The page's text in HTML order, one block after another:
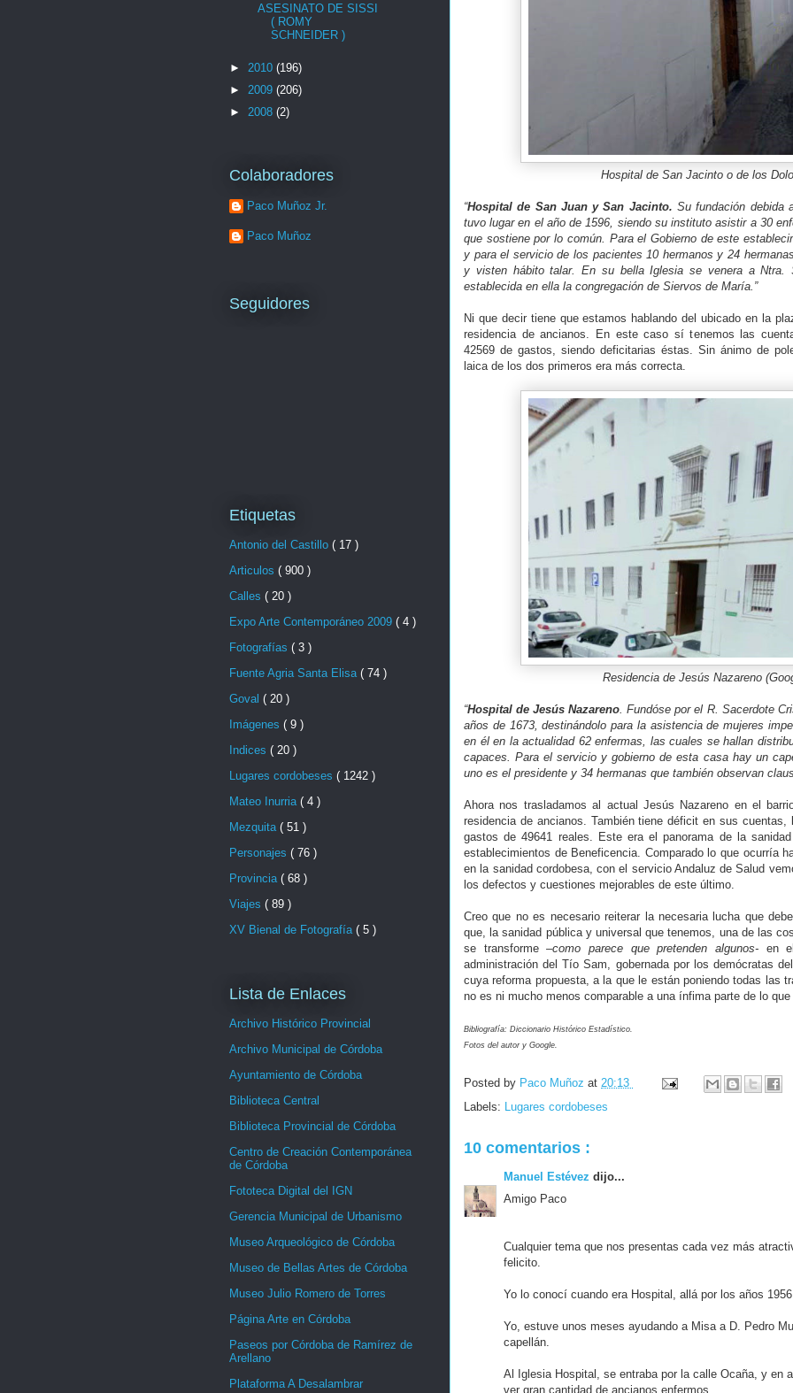
Hospital de San Jacinto o de los
“Hospital de San Juan y San Jacinto. Su fundación debida
tuvo lugar en el año de 1596, siendo su instituto asistir a 30
que sostiene por lo común. Para el Gobierno de este
y para el servicio de los pacientes 10 hermanos y 24
y visten hábito talar. En su bella Iglesia se venera a Ntra.
establecida en ella la congregación de Siervos de María.”
Ni que decir tiene que estamos hablando del ubicado en la
residencia de ancianos. En este caso sí tenemos las
42569 de gastos, siendo deficitarias éstas. Sin ánimo de
laica de los dos primeros era más correcta.
Residencia de Jesús Nazareno
“Hospital de Jesús Nazareno. Fundóse por el R. Sacerdote
años de 1673, destinándolo para la asistencia de mujeres
en él en la actualidad 62 enfermas, las cuales se hallan
capaces. Para el servicio y gobierno de esta casa hay un
uno es el presidente y 34 hermanas que también observan
Ahora nos trasladamos al actual Jesús Nazareno en el
residencia de ancianos. También tiene déficit en sus
gastos de 49641 reales. Este era el panorama de la
establecimientos de Beneficencia. Comparado lo que ocurría
en la sanidad cordobesa, con el servicio Andaluz de Salud
los defectos y cuestiones mejorables de este último.
Creo que no es necesario reiterar la necesaria lucha que
que, la sanidad pública y universal que tenemos, una de las
se transforme–como parece que pretenden algunos- en
administración del Tío Sam, gobernada por los demócratas
cuya reforma propuesta, a la que le están poniendo todas las
no es ni mucho menos comparable a una ínfima parte de lo
Bibliografía: Diccionario Histórico Estadístico.
Fotos del autor y Google.
Posted by Paco Muñoz at 20:13
Labels: Lugares cordobeses
10 comentarios :
Manuel Estévez dijo...
Amigo Paco
Cualquier tema que nos presentas cada vez más
felicito.
Yo lo conocí cuando era Hospital, allá por los años
Yo, estuve unos meses ayudando a Misa a D. Pedro
capellán.
Al Iglesia Hospital, se entraba por la calle Ocaña, y en
ver gran cantidad de ancianos enfermos.
ASESINATO DE SISSI
( ROMY
SCHNEIDER )
► 2010 (196)
► 2009 (206)
► 2008 (2)
Colaboradores
Paco Muñoz Jr.
Paco Muñoz
Seguidores
Etiquetas
Antonio del Castillo ( 17 )
Articulos ( 900 )
Calles ( 20 )
Expo Arte Contemporáneo 2009 ( 4 )
Fotografías ( 3 )
Fuente Agria Santa Elisa ( 74 )
Goval ( 20 )
Imágenes ( 9 )
Indices ( 20 )
Lugares cordobeses ( 1242 )
Mateo Inurria ( 4 )
Mezquita ( 51 )
Personajes ( 76 )
Provincia ( 68 )
Viajes ( 89 )
XV Bienal de Fotografía ( 5 )
Lista de Enlaces
Archivo Histórico Provincial
Archivo Municipal de Córdoba
Ayuntamiento de Córdoba
Biblioteca Central
Biblioteca Provincial de Córdoba
Centro de Creación Contemporánea
de Córdoba
Fototeca Digital del IGN
Gerencia Municipal de Urbanismo
Museo Arqueológico de Córdoba
Museo de Bellas Artes de Córdoba
Museo Julio Romero de Torres
Página Arte en Córdoba
Paseos por Córdoba de Ramírez de
Arellano
Plataforma A Desalambrar